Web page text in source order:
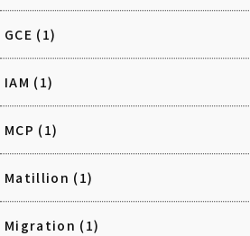
GCE (1)
IAM (1)
MCP (1)
Matillion (1)
Migration (1)